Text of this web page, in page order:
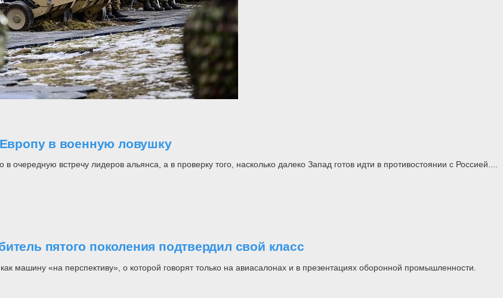
в военную ловушку
встречу лидеров альянса, а в проверку того, насколько далеко Запад готов идти в противостоянии с Россией....
пятого поколения подтвердил свой класс
машину «на перспективу», о которой говорят только на авиасалонах и в презентациях оборонной промышленности.